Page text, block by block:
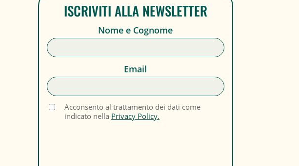
ISCRIVITI ALLA NEWSLETTER
Nome e Cognome
Email
Acconsento al trattamento dei dati come
indicato nella Privacy Policy.